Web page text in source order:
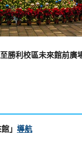
勝利校區未來館前
」 導航